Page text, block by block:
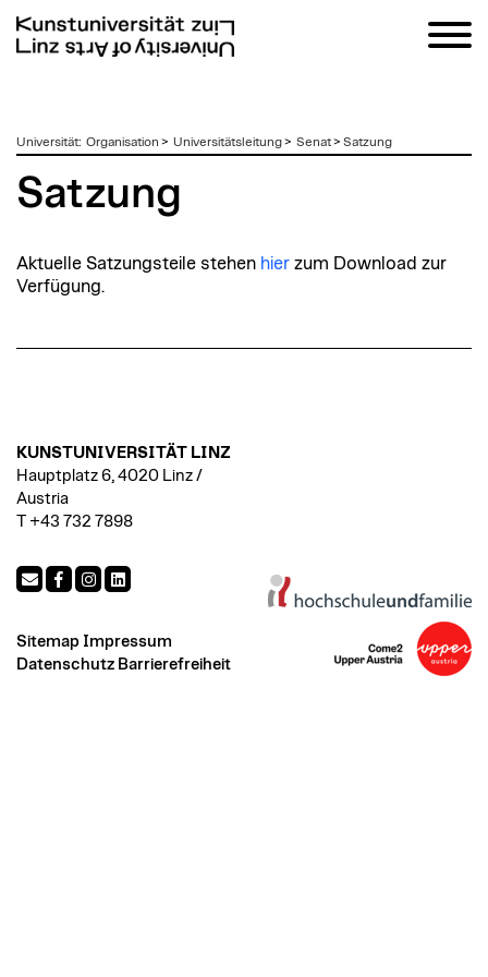
zumUniversität: Organisation > Universitätsleitung> Senat> Satzung
Satzung
Aktuelle Satzungsteile stehen hier zum Download zur
Verfügung.
KUNSTUNIVERSITÄT LINZ
Hauptplatz 6, 4020 Linz /
Austria
T +43 732 7898
Sitemap Impressum
Datenschutz Barrierefreiheit